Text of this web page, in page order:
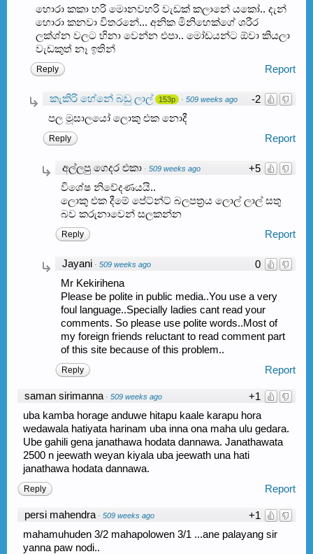
හොරා කකා හරි මොනවහරි වැඩක් කලානේ යකෝ.. දැන්
හොරා කනවා විතරනේ... අනික මිනිහෙක්ගේ ශරීර
ලක්ශ්න වලට හිනා වෙන්න එපා.. මෝඩයන්ට ඕවා කියලා
වැඩකුත් නෑ ඉතින්
Report
Reply
-2
කැකිරි හේනේ බඩු ලාල් 153p · 509 weeks ago
පල මූසාලයෝ ලොකු එක නොදී
Report
Reply
+5
අල්ලපු ගෙදර එකා · 509 weeks ago
විශේෂ නිවේදණයයි..
ලොකු එක දීමේ පේට්න්ට් බලපත්‍රය ලොල් ලාල් සතු
බව කරුනාවෙන් සලකන්න
Report
Reply
0
Jayani · 509 weeks ago
Mr Kekirihena
Please be polite in public media..You use a very
foul language..Specially ladies cant read your
comments. So please use polite words..Most of
my foreign friends reluctant to read comment part
of this site because of this problem..
Report
Reply
+1
saman sirimanna · 509 weeks ago
uba kamba horage anduwe hitapu kaale karapu hora
wedawala hatiyata harinam uba inna ona maha ulu gedara.
Ube gahili gena janathawa hodata dannawa. Janathawata
2500 n jeewath weyan kiyala uba jeewath una hati
janathawa hodata dannawa.
Report
Reply
+1
persi mahendra · 509 weeks ago
mahamuhuden 3/2 mahapolowen 3/1 ...ane palayang sir
yanna paw nodi..